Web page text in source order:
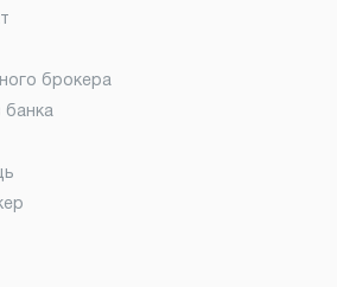
брокера
банка